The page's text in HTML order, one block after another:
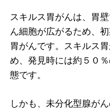
スキルス胃がんは、胃
ん細胞が広がるため、
胃がんです。スキルス
め、発見時には約５０
態です。
しかも、未分化型腺が